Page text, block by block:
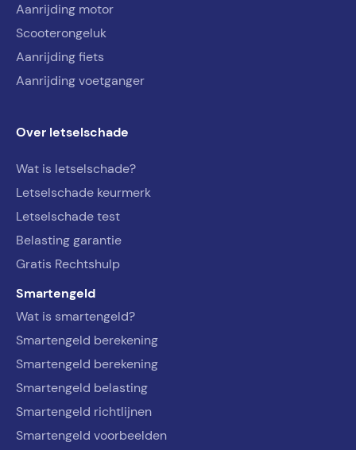
Aanrijding motor
Scooterongeluk
Aanrijding fiets
Aanrijding voetganger
Over letselschade
Wat is letselschade?
Letselschade keurmerk
Letselschade test
Belasting garantie
Gratis Rechtshulp
Smartengeld
Wat is smartengeld?
Smartengeld berekening
Smartengeld berekening
Smartengeld belasting
Smartengeld richtlijnen
Smartengeld voorbeelden